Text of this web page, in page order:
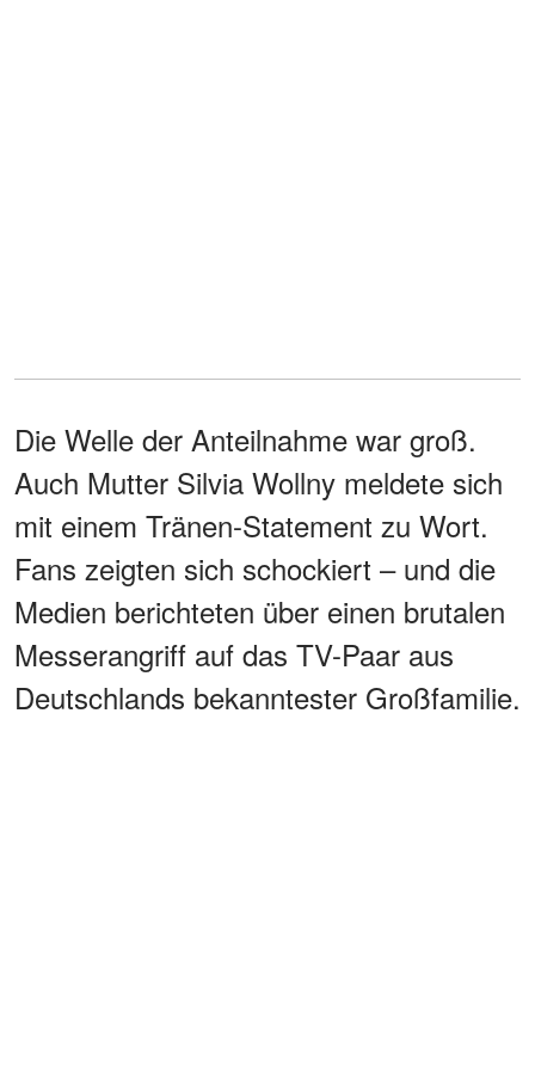
Die Welle der Anteilnahme war groß.
Auch Mutter Silvia Wollny meldete sich
mit einem Tränen-Statement zu Wort.
Fans zeigten sich schockiert – und die
Medien berichteten über einen brutalen
Messerangriff auf das TV-Paar aus
Deutschlands bekanntester Großfamilie.